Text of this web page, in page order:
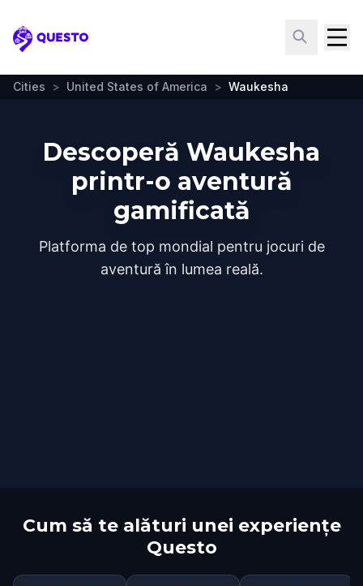
Questo
Cities > United States of America > Waukesha
Descoperă Waukesha
printr-o aventură
gamificată
Platforma de top mondial pentru jocuri de
aventură în lumea reală.
Cum să te alături unei experiențe
Questo